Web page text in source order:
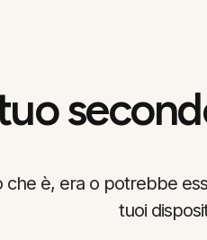
che è, era o potrebbe
tuoi